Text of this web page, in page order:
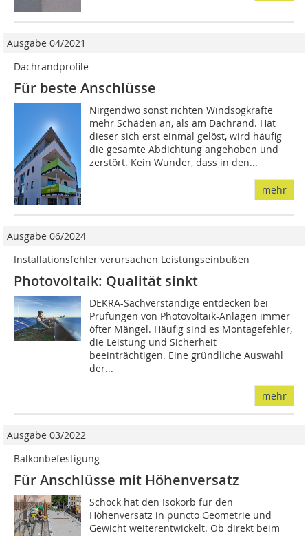
Ausgabe 04/2021
Dachrandprofile
Für beste Anschlüsse
Nirgendwo sonst richten Windsogkräfte
mehr Schäden an, als am Dachrand. Hat
dieser sich erst einmal gelöst, wird häufig
die gesamte Abdichtung angehoben und
zerstört. Kein Wunder, dass in den...
mehr
Ausgabe 06/2024
Installationsfehler verursachen Leistungseinbußen
Photovoltaik: Qualität sinkt
DEKRA-Sachverständige entdecken bei
Prüfungen von Photovoltaik-Anlagen immer
öfter Mängel. Häufig sind es Montagefehler,
die Leistung und Sicherheit
beeinträchtigen. Eine gründliche Auswahl
der...
mehr
Ausgabe 03/2022
Balkonbefestigung
Für Anschlüsse mit Höhenversatz
Schöck hat den Isokorb für den
Höhenversatz in puncto Geometrie und
Gewicht weiterentwickelt. Ob direkt beim